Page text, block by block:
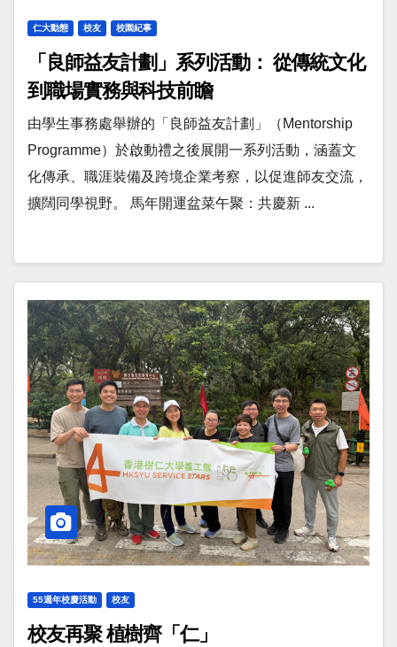
仁大動態 校友 校園紀事
「良師益友計劃」系列活動： 從傳統文化
到職場實務與科技前瞻
由學生事務處舉辦的「良師益友計劃」（Mentorship
Programme）於啟動禮之後展開一系列活動，涵蓋文
化傳承、職涯裝備及跨境企業考察，以促進師友交流，
擴闊同學視野。 馬年開運盆菜午聚：共慶新 ...
55週年校慶活動 校友
校友再聚 植樹齊「仁」